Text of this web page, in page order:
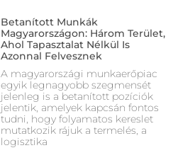
Betanított Munkák
Magyarországon: Három Terület,
Ahol Tapasztalat Nélkül Is
Azonnal Felvesznek
A magyarországi munkaerőpiac
egyik legnagyobb szegmensét
jelenleg is a betanított pozíciók
jelentik, amelyek kapcsán fontos
tudni, hogy folyamatos kereslet
mutatkozik rájuk a termelés, a
logisztika